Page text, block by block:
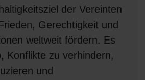
der Vereinten
Gerechtigkeit und
weltweit fördern. Es
Konflikte zu verhindern,
und